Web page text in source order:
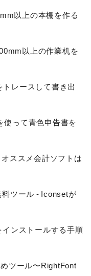
以上の本棚を作る
以上の作業机を
トレースして書き出
使って青色申告書を
オススメ会計ソフトは
ツール - Iconsetが
ンストールする手順
ツール〜RightFont